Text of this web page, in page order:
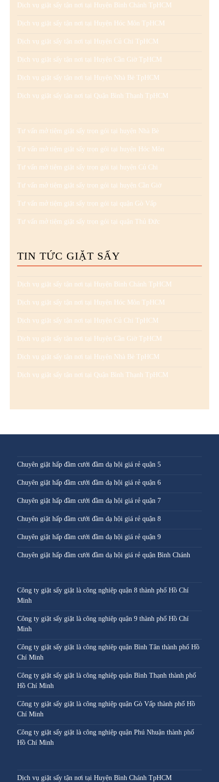
Dịch vụ giặt sấy tận nơi tại Huyện Bình Chánh TpHCM
Dịch vụ giặt sấy tận nơi tại Huyện Hóc Môn TpHCM
Dịch vụ giặt sấy tận nơi tại Huyện Củ Chi TpHCM
Dịch vụ giặt sấy tận nơi tại Huyện Cần Giờ TpHCM
Dịch vụ giặt sấy tận nơi tại Huyện Nhà Bè TpHCM
Dịch vụ giặt sấy tận nơi tại Quận Bình Thạnh TpHCM
Tư vấn mở tiệm giặt sấy trọn gói tại huyện Nhà Bè
Tư vấn mở tiệm giặt sấy trọn gói tại huyện Hóc Môn
Tư vấn mở tiệm giặt sấy trọn gói tại huyện Củ Chi
Tư vấn mở tiệm giặt sấy trọn gói tại huyện Cần Giờ
Tư vấn mở tiệm giặt sấy trọn gói tại quận Gò Vấp
Tư vấn mở tiệm giặt sấy trọn gói tại quận Thủ Đức
TIN TỨC GIẶT SẤY
Dịch vụ giặt sấy tận nơi tại Huyện Bình Chánh TpHCM
Dịch vụ giặt sấy tận nơi tại Huyện Hóc Môn TpHCM
Dịch vụ giặt sấy tận nơi tại Huyện Củ Chi TpHCM
Dịch vụ giặt sấy tận nơi tại Huyện Cần Giờ TpHCM
Dịch vụ giặt sấy tận nơi tại Huyện Nhà Bè TpHCM
Dịch vụ giặt sấy tận nơi tại Quận Bình Thạnh TpHCM
Chuyên giặt hấp đầm cưới đầm dạ hội giá rẻ quận 5
Chuyên giặt hấp đầm cưới đầm dạ hội giá rẻ quận 6
Chuyên giặt hấp đầm cưới đầm dạ hội giá rẻ quận 7
Chuyên giặt hấp đầm cưới đầm dạ hội giá rẻ quận 8
Chuyên giặt hấp đầm cưới đầm dạ hội giá rẻ quận 9
Chuyên giặt hấp đầm cưới đầm dạ hội giá rẻ quận Bình Chánh
Công ty giặt sấy giặt là công nghiệp quận 8 thành phố Hồ Chí
Minh
Công ty giặt sấy giặt là công nghiệp quận 9 thành phố Hồ Chí
Minh
Công ty giặt sấy giặt là công nghiệp quận Bình Tân thành phố Hồ
Chí Minh
Công ty giặt sấy giặt là công nghiệp quận Bình Thạnh thành phố
Hồ Chí Minh
Công ty giặt sấy giặt là công nghiệp quận Gò Vấp thành phố Hồ
Chí Minh
Công ty giặt sấy giặt là công nghiệp quận Phú Nhuận thành phố
Hồ Chí Minh
Dịch vụ giặt sấy tận nơi tại Huyện Bình Chánh TpHCM